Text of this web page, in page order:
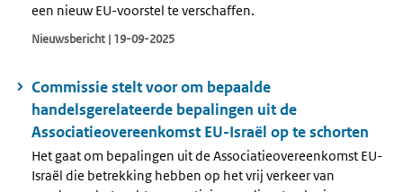
een nieuw EU-voorstel te verschaffen.
Nieuwsbericht | 19-09-2025
Commissie stelt voor om bepaalde
handelsgerelateerde bepalingen uit de
Associatieovereenkomst EU-Israël op te schorten
Het gaat om bepalingen uit de Associatieovereenkomst EU-
Israël die betrekking hebben op het vrij verkeer van